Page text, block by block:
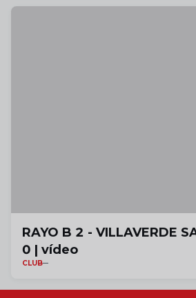
RAYO B 2 - VILLAVERDE
0 | vídeo
CLUB